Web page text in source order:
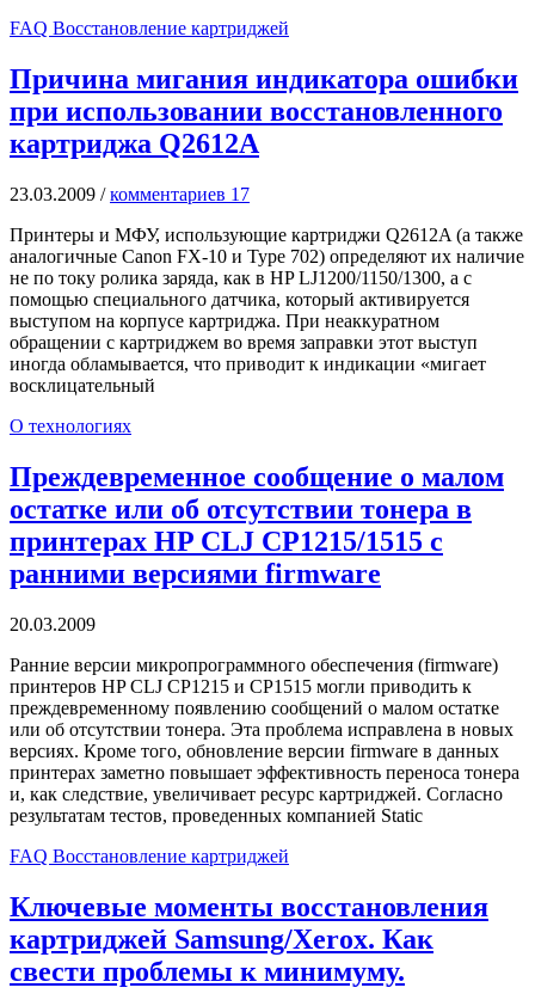
FAQ Восстановление картриджей
Причина мигания индикатора ошибки
при использовании восстановленного
картриджа Q2612A
23.03.2009 /комментариев 17
Принтеры и МФУ, использующие картриджи Q2612A (а также
аналогичные Canon FX-10 и Type 702) определяют их наличие
не по току ролика заряда, как в HP LJ1200/1150/1300, а с
помощью специального датчика, который активируется
выступом на корпусе картриджа. При неаккуратном
обращении с картриджем во время заправки этот выступ
иногда обламывается, что приводит к индикации «мигает
восклицательный
О технологиях
Преждевременное сообщение о малом
остатке или об отсутствии тонера в
принтерах HP CLJ CP1215/1515 с
ранними версиями firmware
20.03.2009
Ранние версии микропрограммного обеспечения (firmware)
принтеров HP CLJ CP1215 и CP1515 могли приводить к
преждевременному появлению сообщений о малом остатке
или об отсутствии тонера. Эта проблема исправлена в новых
версиях. Кроме того, обновление версии firmware в данных
принтерах заметно повышает эффективность переноса тонера
и, как следствие, увеличивает ресурс картриджей. Согласно
результатам тестов, проведенных компанией Static
FAQ Восстановление картриджей
Ключевые моменты восстановления
картриджей Samsung/Xerox. Как
свести проблемы к минимуму.